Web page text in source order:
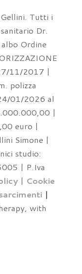
Tutti i
Dr.
Ordine
11/2017 |
polizza
01/2026 al
|
euro |
Simone |
studio:
| P.Iva
| Cookie
|
with